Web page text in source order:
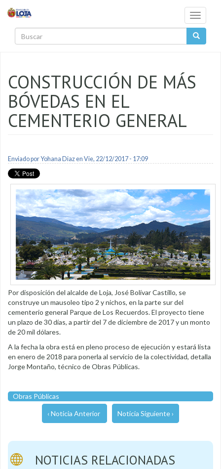
Toggle
CONSTRUCCIÓN DE MÁS
BÓVEDAS EN EL
CEMENTERIO GENERAL
Enviado porYohana Diazen Vie, 22/12/2017 - 17:09
Por disposición del alcalde de Loja, José Bolívar Castillo, se
construye un mausoleo tipo 2 y nichos, en la parte sur del
cementerio general Parque de Los Recuerdos. El proyecto tiene
un plazo de 30 días, a partir del 7 de diciembre de 2017 y un monto
de 20 mil dólares.
A la fecha la obra está en pleno proceso de ejecución y estará lista
en enero de 2018 para ponerla al servicio de la colectividad, detalla
Jorge Montaño, técnico de Obras Públicas.
Obras Públicas
‹ Noticia Anterior Noticia Siguiente ›
NOTICIAS RELACIONADAS